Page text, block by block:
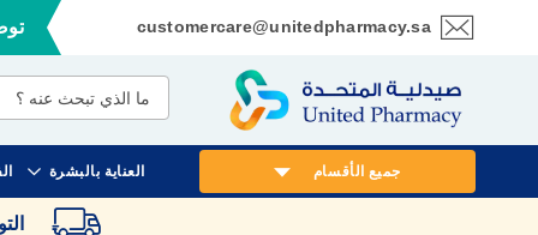
customercare@unitedpharmacy.sa
تخطي
المحتوى
العناية بالبشرة جميع الأقسام